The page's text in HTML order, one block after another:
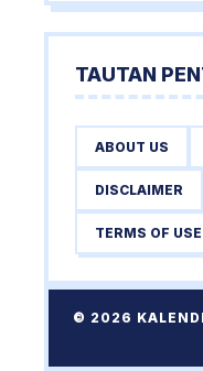
TAUTAN
ABOUT US
DISCLAIMER
TERMS OF USE
© 2026